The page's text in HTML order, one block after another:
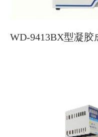
WD-9413BX型凝